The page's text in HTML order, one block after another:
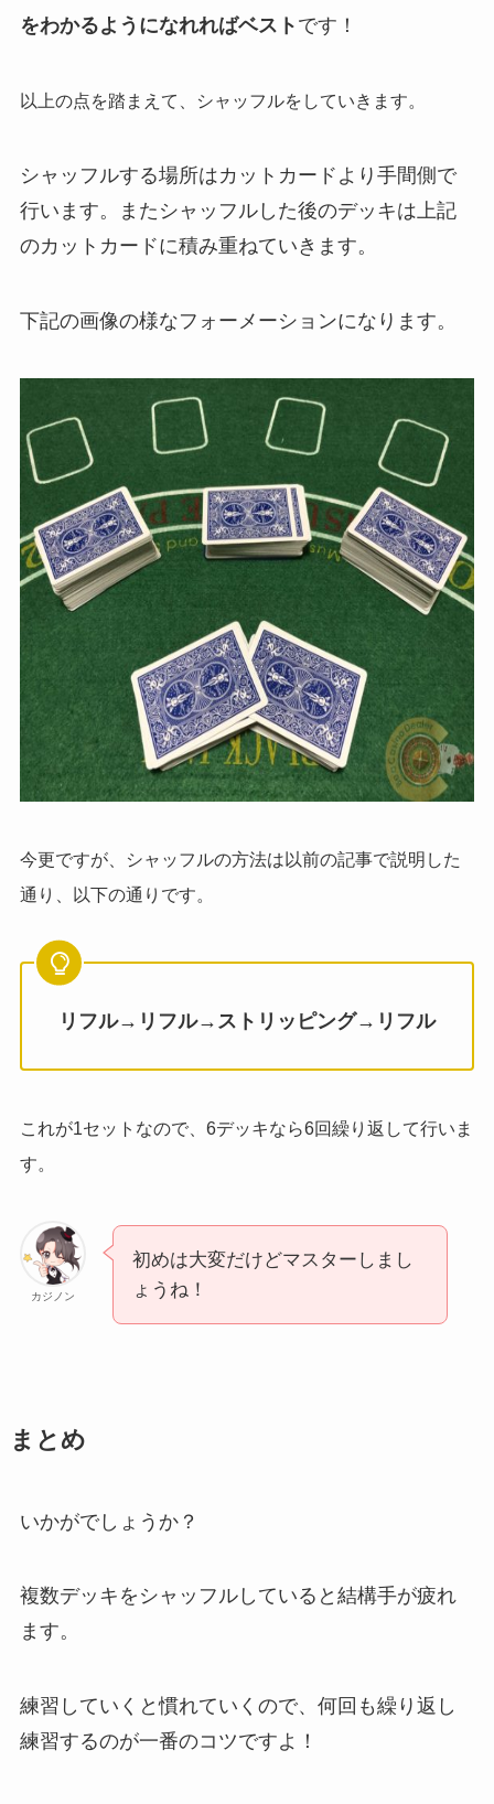
をわかるようになれればベスト です！
以上の点を踏まえて、シャッフルをしていきます。
シャッフルする場所はカットカードより手間側で
行います。またシャッフルした後のデッキは上記
のカットカードに積み重ねていきます。
下記の画像の様なフォーメーションになります。
今更ですが、シャッフルの方法は以前の記事で説明した
通り、以下の通りです。
リフル→リフル→ストリッピング→リフル
これが1セットなので、6デッキなら6回繰り返して行いま
す。
カジノン
初めは大変だけどマスターしまし
ょうね！
まとめ
いかがでしょうか？
複数デッキをシャッフルしていると結構手が疲れ
ます。
練習していくと慣れていくので、何回も繰り返し
練習するのが一番のコツですよ！